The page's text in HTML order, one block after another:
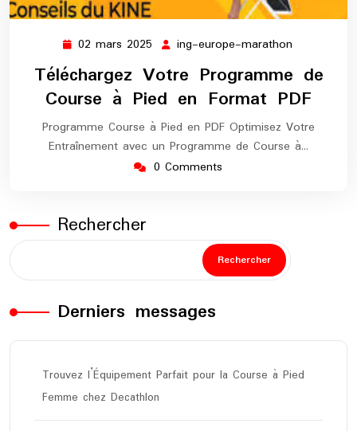
02 mars 2025 02
mars
2025
ing-europe-marathon
europe-
marathon
Téléchargez Votre Programme de
Course à Pied en Format PDF
Programme Course à Pied en PDF Optimisez Votre
Entraînement avec un Programme de Course à…
0 Comments
Rechercher
Rechercher
Derniers messages
Trouvez l’Équipement Parfait pour la Course à Pied
Femme chez Decathlon